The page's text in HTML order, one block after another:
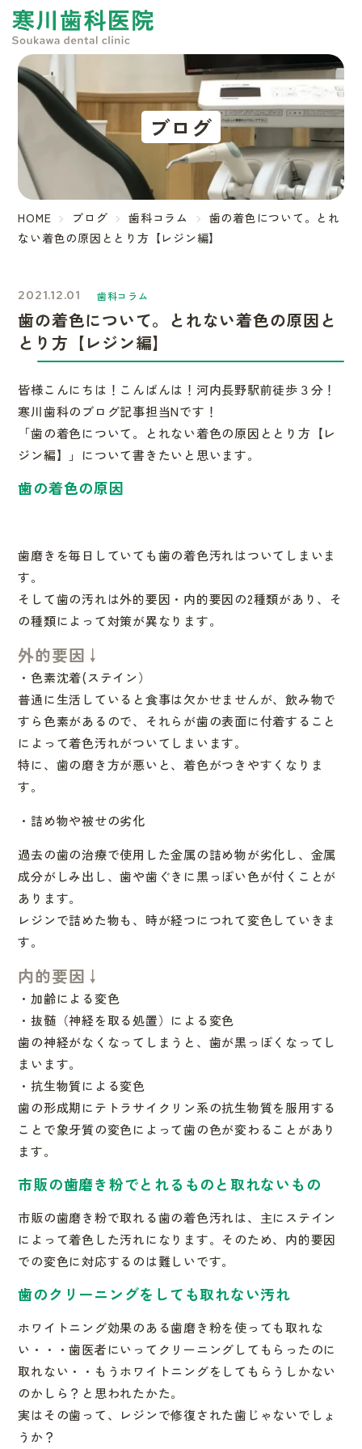
ブログ
HOME ブログ 歯科コラム
歯の着色について。とれ
ない着色の原因ととり方【レジン編】
2021.12.01 歯科コラム
歯の着色について。とれない着色の原因と
とり方【レジン編】
皆様こんにちは！こんばんは！河内長野駅前徒歩３分！
寒川歯科のブログ記事担当Nです！
「歯の着色について。とれない着色の原因ととり方【レ
ジン編】」 について書きたいと思います。
歯の着色の原因
歯磨きを毎日していても歯の着色汚れはついてしまいま
す。
そして歯の汚れは外的要因・内的要因の2種類があり、そ
の種類に よって対策が異なります。
外的要因↓
・色素沈着(ステイン）
普通に生活していると食事は欠かせませんが、飲み物で
すら色素があるので、それらが歯の表面に付着すること
によって着色汚れがついてしまいます。
特に、歯の磨き方が悪いと、着色がつきやすくなりま
す。
・詰め物や被せの劣化
過去の歯の治療で使用した金属の詰め物が劣化し、金属
成分がしみ出し、歯や歯ぐきに黒っぽい色が付くことが
あります。
レジンで詰めた物も、時が経つにつれて変色していきま
す。
内的要因↓
・加齢による変色
・抜髄（神経を取る処置）による変色
歯の神経がなくなってしまうと、歯が黒っぽくなってし
まいます。
・抗生物質による変色
歯の形成期にテトラサイクリン系の抗生物質を服用する
ことで象牙質の変色によって歯の色が変わることがあり
ます。
市販の歯磨き粉でとれるものと取れないもの
市販の歯磨き粉で取れる歯の着色汚れは、主にステイン
によって着色した汚れになります。そのため、内的要因
での変色に対応するのは難しいです。
歯のクリーニングをしても取れない汚れ
ホワイトニング効果のある歯磨き粉を使っても取れな
い・・・歯医者にいってクリーニングしてもらったのに
取れない・・もうホワイ トニングをしてもらうしかない
のかしら？と思われたかた。
実はその歯って、レジンで修復された歯じゃないでしょ
うか？